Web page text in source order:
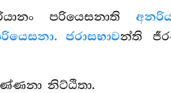
පරියෙසනාති
ජරාසභාවන්ති
නිට්ඨිතා.